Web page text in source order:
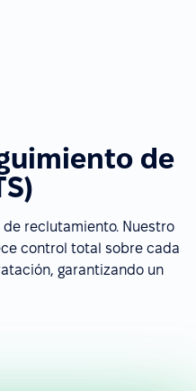
de
reclutamiento. Nuestro
control total sobre cada
garantizando un